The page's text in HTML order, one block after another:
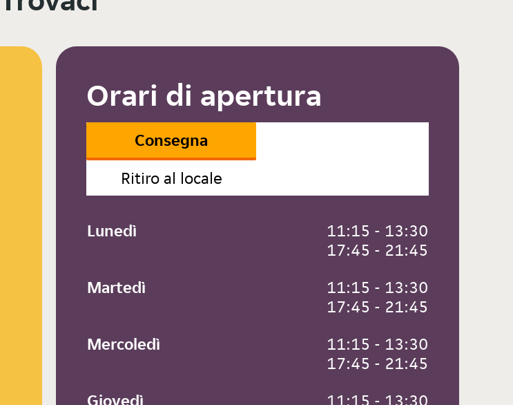
Orari di apertura
Consegna
Ritiro al locale
Lunedì
11:15 - 13:30
17:45 - 21:45
Martedì
11:15 - 13:30
17:45 - 21:45
Mercoledì
11:15 - 13:30
17:45 - 21:45